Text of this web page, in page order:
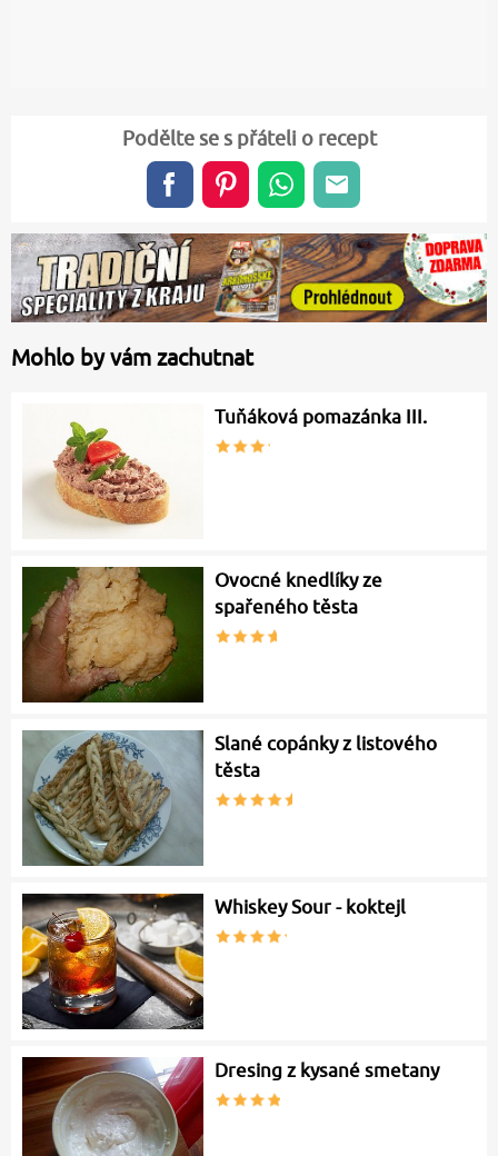
Podělte se s přáteli o recept
Mohlo by vám zachutnat
Tuňáková pomazánka III.
Ovocné knedlíky ze
spařeného těsta
Slané copánky z listového
těsta
Whiskey Sour - koktejl
Dresing z kysané smetany